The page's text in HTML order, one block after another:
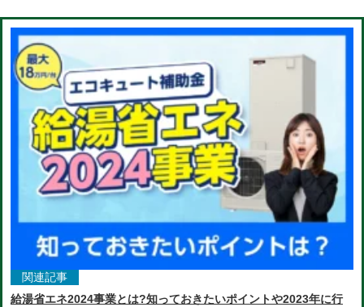
関連記事
給湯省エネ2024事業とは?知っておきたいポイントや2023年に行